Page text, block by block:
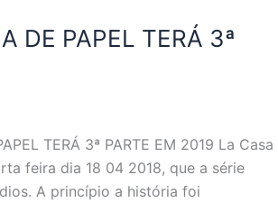
DE PAPEL TERÁ 3ª
TERÁ 3ª PARTE EM 2019 La Casa
feira dia 18 04 2018, que a série
A princípio a história foi